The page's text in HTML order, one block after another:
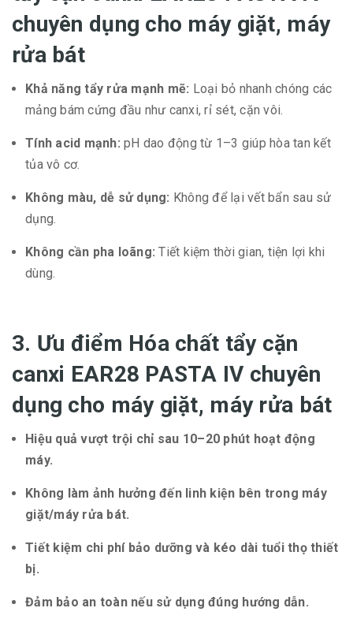
chuyên dụng cho máy giặt, máy
rửa bát
Khả năng tẩy rửa mạnh mẽ: Loại bỏ nhanh chóng các
mảng bám cứng đầu như canxi, rỉ sét, cặn vôi.
Tính acid mạnh: pH dao động từ 1–3 giúp hòa tan kết
tủa vô cơ.
Không màu, dễ sử dụng: Không để lại vết bẩn sau sử
dụng.
Không cần pha loãng: Tiết kiệm thời gian, tiện lợi khi
dùng.
3. Ưu điểm Hóa chất tẩy cặn
canxi EAR28 PASTA IV chuyên
dụng cho máy giặt, máy rửa bát
Hiệu quả vượt trội chỉ sau 10–20 phút hoạt động
máy.
Không làm ảnh hưởng đến linh kiện bên trong máy
giặt/máy rửa bát.
Tiết kiệm chi phí bảo dưỡng và kéo dài tuổi thọ thiết
bị.
Đảm bảo an toàn nếu sử dụng đúng hướng dẫn.